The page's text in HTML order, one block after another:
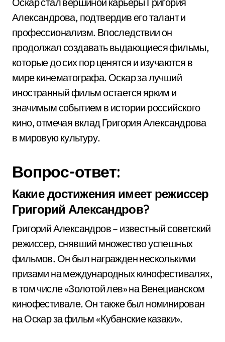
Александрова, подтвердив его талант и
профессионализм. Впоследствии он
продолжал создавать выдающиеся фильмы,
которые до сих пор ценятся и изучаются в
мире кинематографа. Оскар за лучший
иностранный фильм остается ярким и
значимым событием в истории российского
кино, отмечая вклад Григория Александрова
в мировую культуру.
Вопрос-ответ:
Какие достижения имеет режиссер
Григорий Александров?
Григорий Александров – известный советский
режиссер, снявший множество успешных
фильмов. Он был награжден несколькими
призами на международных кинофестивалях,
в том числе «Золотой лев» на Венецианском
кинофестивале. Он также был номинирован
на Оскар за фильм «Кубанские казаки».